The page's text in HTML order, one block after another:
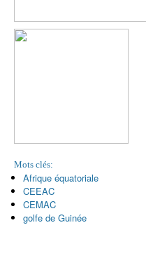
Mots clés:
Afrique équatoriale
CEEAC
CEMAC
golfe de Guinée